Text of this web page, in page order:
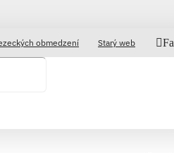
obmedzení Starý web